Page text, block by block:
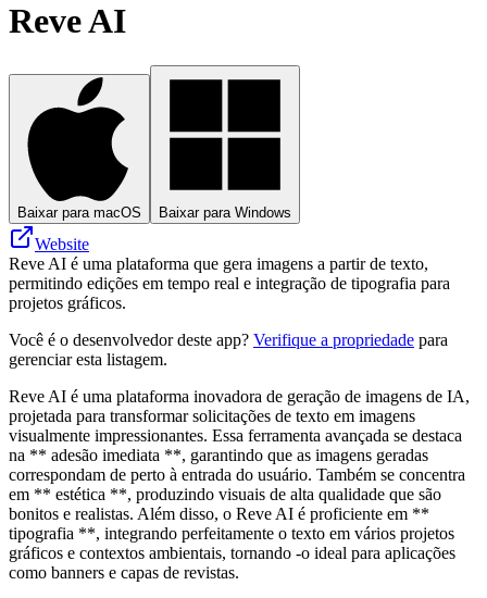
Reve AI
Baixar para macOS Baixar para Windows
Website
Reve AI é uma plataforma que gera imagens a partir de texto,
permitindo edições em tempo real e integração de tipografia para
projetos gráficos.
Você é o desenvolvedor deste app? Verifique a propriedade para
gerenciar esta listagem.
Reve AI é uma plataforma inovadora de geração de imagens de IA,
projetada para transformar solicitações de texto em imagens
visualmente impressionantes. Essa ferramenta avançada se destaca
na ** adesão imediata **, garantindo que as imagens geradas
correspondam de perto à entrada do usuário. Também se concentra
em ** estética **, produzindo visuais de alta qualidade que são
bonitos e realistas. Além disso, o Reve AI é proficiente em **
tipografia **, integrando perfeitamente o texto em vários projetos
gráficos e contextos ambientais, tornando -o ideal para aplicações
como banners e capas de revistas.